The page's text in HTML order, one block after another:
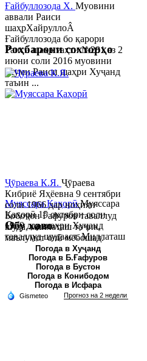
Ғайбуллозода Х. Муовини
аввали Раиси
шаҳрХайруллоÂ
Ғайбуллозода бо қарори
Раиси шаҳр таҳти №281 аз 2
июни соли 2016 муовини
якуми Раиси шаҳри Хуҷанд
таъин ...
Муяссара ҚаҳорӣМуяссара
Қаҳорӣ 15 октябри соли
1979 дар шаҳри Хуҷанд
таваллуд шудааст. Миллаташ
тоҷик. Маълумот олӣ. Соли
2002 Донишгоҳи давлатии
Хуҷанд ба...
Роҳбарони сохторҳо
Ҷӯраева К.Я. Ҷӯраева
Кибриё Яҳёевна 9 сентябри
соли 1966 дар ноҳияи
Бобоҷон Ғафуров таваллуд
шуда, миллаташ тоҷик,
маълумот олӣ мебошад.
Соли 1997 Донишг...
Обу хаво
Погода в Хуҷанд
Погода в Б.Ғафуров
Погода в Бустон
Погода в Конибодом
Погода в Исфара